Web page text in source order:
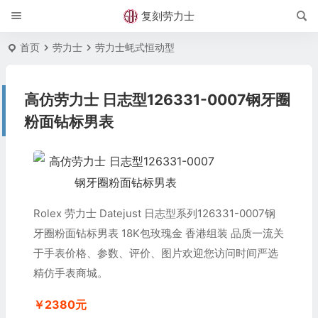
复刻劳力士
首页 劳力士 劳力士蚝式恒动型
高仿劳力士 日志型126331-0007钢牙圈
粉面钻标男表
Rolex 劳力士 Datejust 日志型系列126331-0007钢
牙圈粉面钻标男表 18K包玫瑰金 香港组装 品质一流关
于手表价格、参数、评价、图片欢迎您访问时间严选
精仿手表商城。
￥2380元